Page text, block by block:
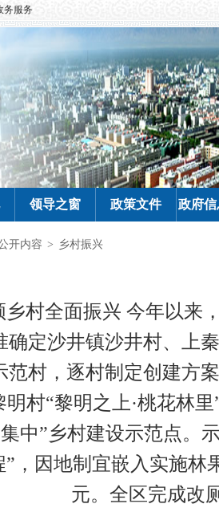
务服务
领导之窗 政策文件 政府
开内容 > 乡村振兴
村全面振兴 今年以来
确定沙井镇沙井村、上
范村，逐村制定创建方
村“黎明之上·桃花林
中”乡村建设示范点。
，因地制宜嵌入实施林
元。全区完成改